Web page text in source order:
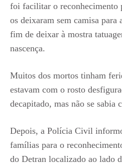
foi facilitar o reconhecimento
os deixaram sem camisa para
fim de deixar à mostra
nascença.
Muitos dos mortos tinham
estavam com o rosto
decapitado, mas não se sabia
Depois, a Polícia Civil
famílias para o
do Detran localizado ao lado